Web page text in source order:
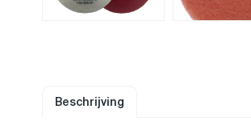
Beschrijving